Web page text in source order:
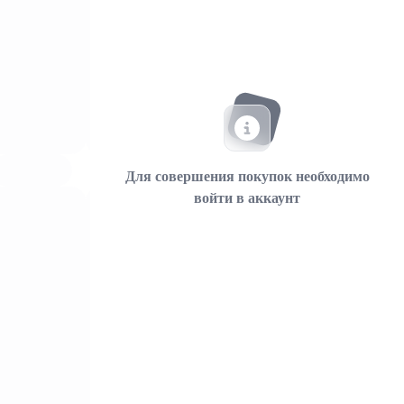
Для совершения покупок необходимо
войти в аккаунт